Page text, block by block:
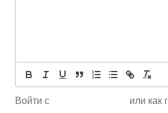
Войти с или как